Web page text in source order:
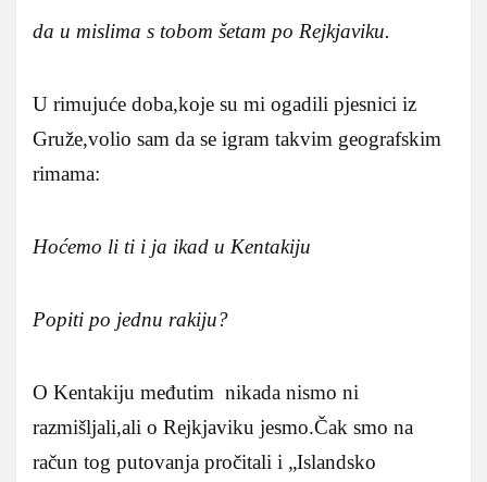
da u mislima s tobom šetam po Rejkjaviku.
U rimujuće doba,koje su mi ogadili pjesnici iz
Gruže,volio sam da se igram takvim geografskim
rimama:
Hoćemo li ti i ja ikad u Kentakiju
Popiti po jednu rakiju?
O Kentakiju međutim nikada nismo ni
razmišljali,ali o Rejkjaviku jesmo.Čak smo na
račun tog putovanja pročitali i „Islandsko